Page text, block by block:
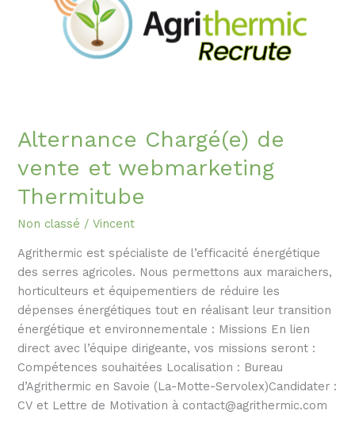
Alternance Chargé(e) de
vente et webmarketing
Thermitube
Non classé /Vincent
Agrithermic est spécialiste de l’efficacité énergétique
des serres agricoles. Nous permettons aux maraichers,
horticulteurs et équipementiers de réduire les
dépenses énergétiques tout en réalisant leur transition
énergétique et environnementale : Missions En lien
direct avec l’équipe dirigeante, vos missions seront :
Compétences souhaitées Localisation : Bureau
d’Agrithermic en Savoie (La-Motte-Servolex)Candidater :
CV et Lettre de Motivation à contact@agrithermic.com
webmarketing
Thermitube